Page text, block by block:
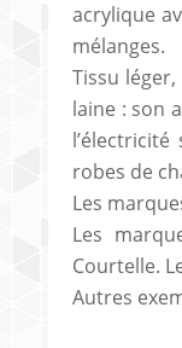
acrylique
mélanges.
Tissu
laine : son
robes de
Les
Les
Courtelle.
Autres